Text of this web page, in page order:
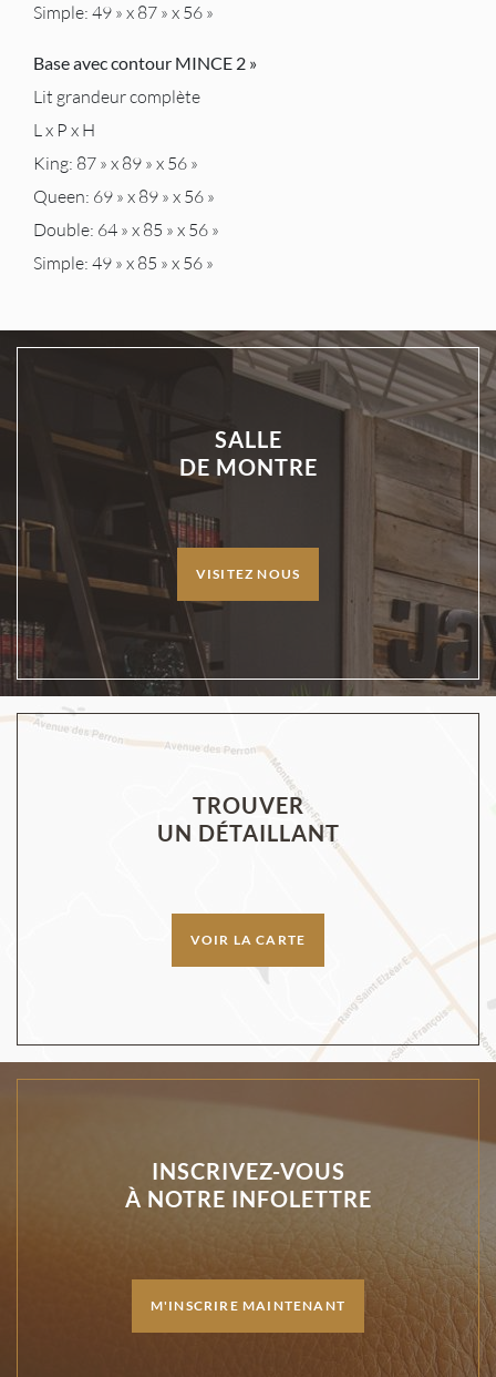
Simple: 49 » x 87 » x 56 »
Base avec contour MINCE 2 »
Lit grandeur complète
L x P x H
King: 87 » x 89 » x 56 »
Queen: 69 » x 89 » x 56 »
Double: 64 » x 85 » x 56 »
Simple: 49 » x 85 » x 56 »
SALLE
DE MONTRE
VISITEZ NOUS
TROUVER
UN DÉTAILLANT
VOIR LA CARTE
INSCRIVEZ-VOUS
À NOTRE INFOLETTRE
M'INSCRIRE MAINTENANT